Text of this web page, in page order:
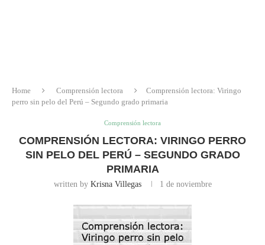
Home Comprensión lectora
Comprensión lectora: Viringo
perro sin pelo del Perú – Segundo grado primaria
Comprensión lectora
COMPRENSIÓN LECTORA: VIRINGO PERRO
SIN PELO DEL PERÚ – SEGUNDO GRADO
PRIMARIA
written by Krisna Villegas 1 de noviembre